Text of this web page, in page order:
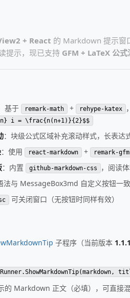
+ React 的 Markdown 提示窗
提示，现已支持 GFM + LaTeX 公式
基于 remark-math + rehype-katex
i = \frac{n(n+1)}{2}$$
：块级公式区域补充滚动样式，长表
：使用 react-markdown + remark-gfm
：内置 github-markdown-css
，阅读
法与 MessageBox3md 自定义按钮一
可关闭窗口（无按钮时同样有效）
子程序（当前版本 1.1.1
的 Markdown 正文（必填），可直接